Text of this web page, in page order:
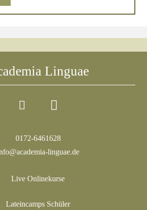
Linguae
0172-6461628
linguae.de
Live Onlinekurse
Lateincamps Schüler